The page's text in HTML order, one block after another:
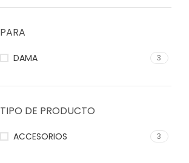
PARA
DAMA 3
TIPO DE PRODUCTO
ACCESORIOS 3